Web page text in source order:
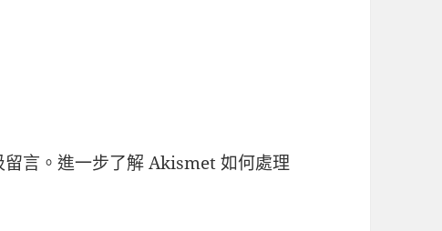
言。進一步了解 Akismet 如何處理